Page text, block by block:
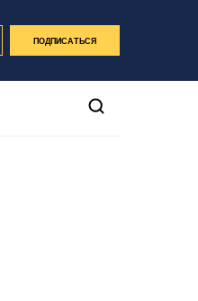
ПОДПИСАТЬСЯ